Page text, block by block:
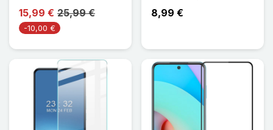
15,99 € 25,99 €
-10,00 €
8,99 €